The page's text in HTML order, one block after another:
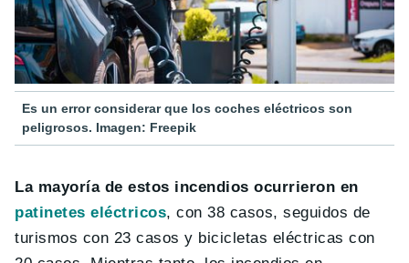
Es un error considerar que los coches eléctricos son
peligrosos. Imagen: Freepik
La mayoría de estos incendios ocurrieron en
patinetes eléctricos, con 38 casos, seguidos de
turismos con 23 casos y bicicletas eléctricas con